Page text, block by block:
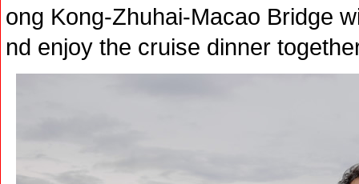
ong Kong-Zhuhai-Macao Bridge
nd enjoy the cruise dinner